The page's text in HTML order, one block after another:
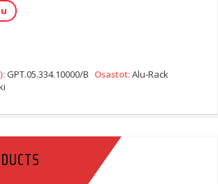
GPT.05.334.10000/B Osastot:Alu-Rack